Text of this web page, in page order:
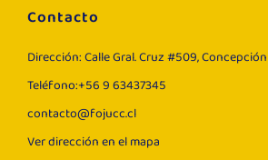
Contacto
Dirección: Calle Gral. Cruz #509, Concepción
Teléfono:+56 9 63437345
contacto@fojucc.cl
Ver dirección en el mapa